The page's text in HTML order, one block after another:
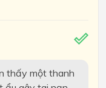
thấy một thanh